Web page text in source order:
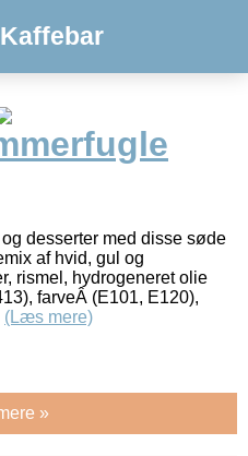
desserter med disse søde
af hvid, gul og
rismel, hydrogeneret olie
farveÂ (E101, E120),
(Læs mere)
»